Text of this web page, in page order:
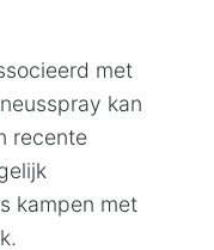
met
kan
recente
kampen met